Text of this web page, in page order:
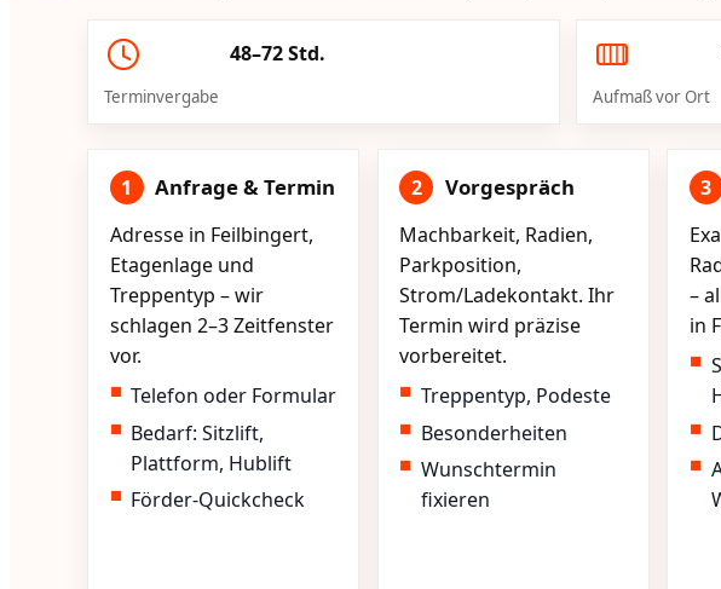
48–72 Std.
Terminvergabe Aufmaß vor Ort
1 Anfrage & Termin
Adresse in Feilbingert,
Etagenlage und
Treppentyp – wir
schlagen 2–3 Zeitfenster
vor.
Telefon oder Formular
Bedarf: Sitzlift,
Plattform, Hublift
Förder-Quickcheck
2 Vorgespräch
Machbarkeit, Radien,
Parkposition,
Strom/Ladekontakt. Ihr
Termin wird präzise
vorbereitet.
Treppentyp, Podeste
Besonderheiten
Wunschtermin
fixieren
3
–
in